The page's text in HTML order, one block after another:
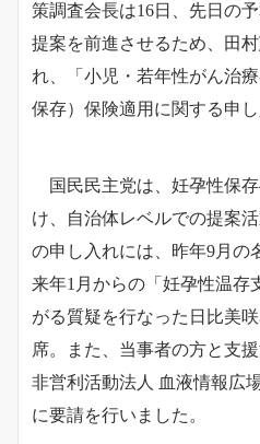
策調査会長は16日、先日の
提案を前進させるため、田
れ、「小児・若年性がん治
保存）保険適用に関する申
国民民主党は、妊孕性保
け、自治体レベルでの提案
の申し入れには、昨年9月の
来年1月からの「妊孕性温存
がる質疑を行なった日比美
席。また、当事者の方と支
非営利活動法人 血液情報広
に要請を行いました。